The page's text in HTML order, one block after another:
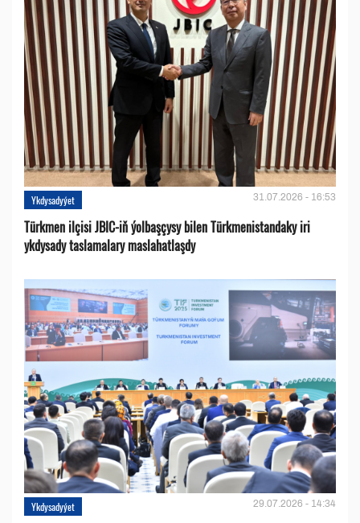
Ykdysadyýet 31.07.2026 - 16:53
Türkmen ilçisi JBIC-iň ýolbaşçysy bilen Türkmenistandaky iri
ykdysady taslamalary maslahatlaşdy
Ykdysadyýet 29.07.2026 - 14:34